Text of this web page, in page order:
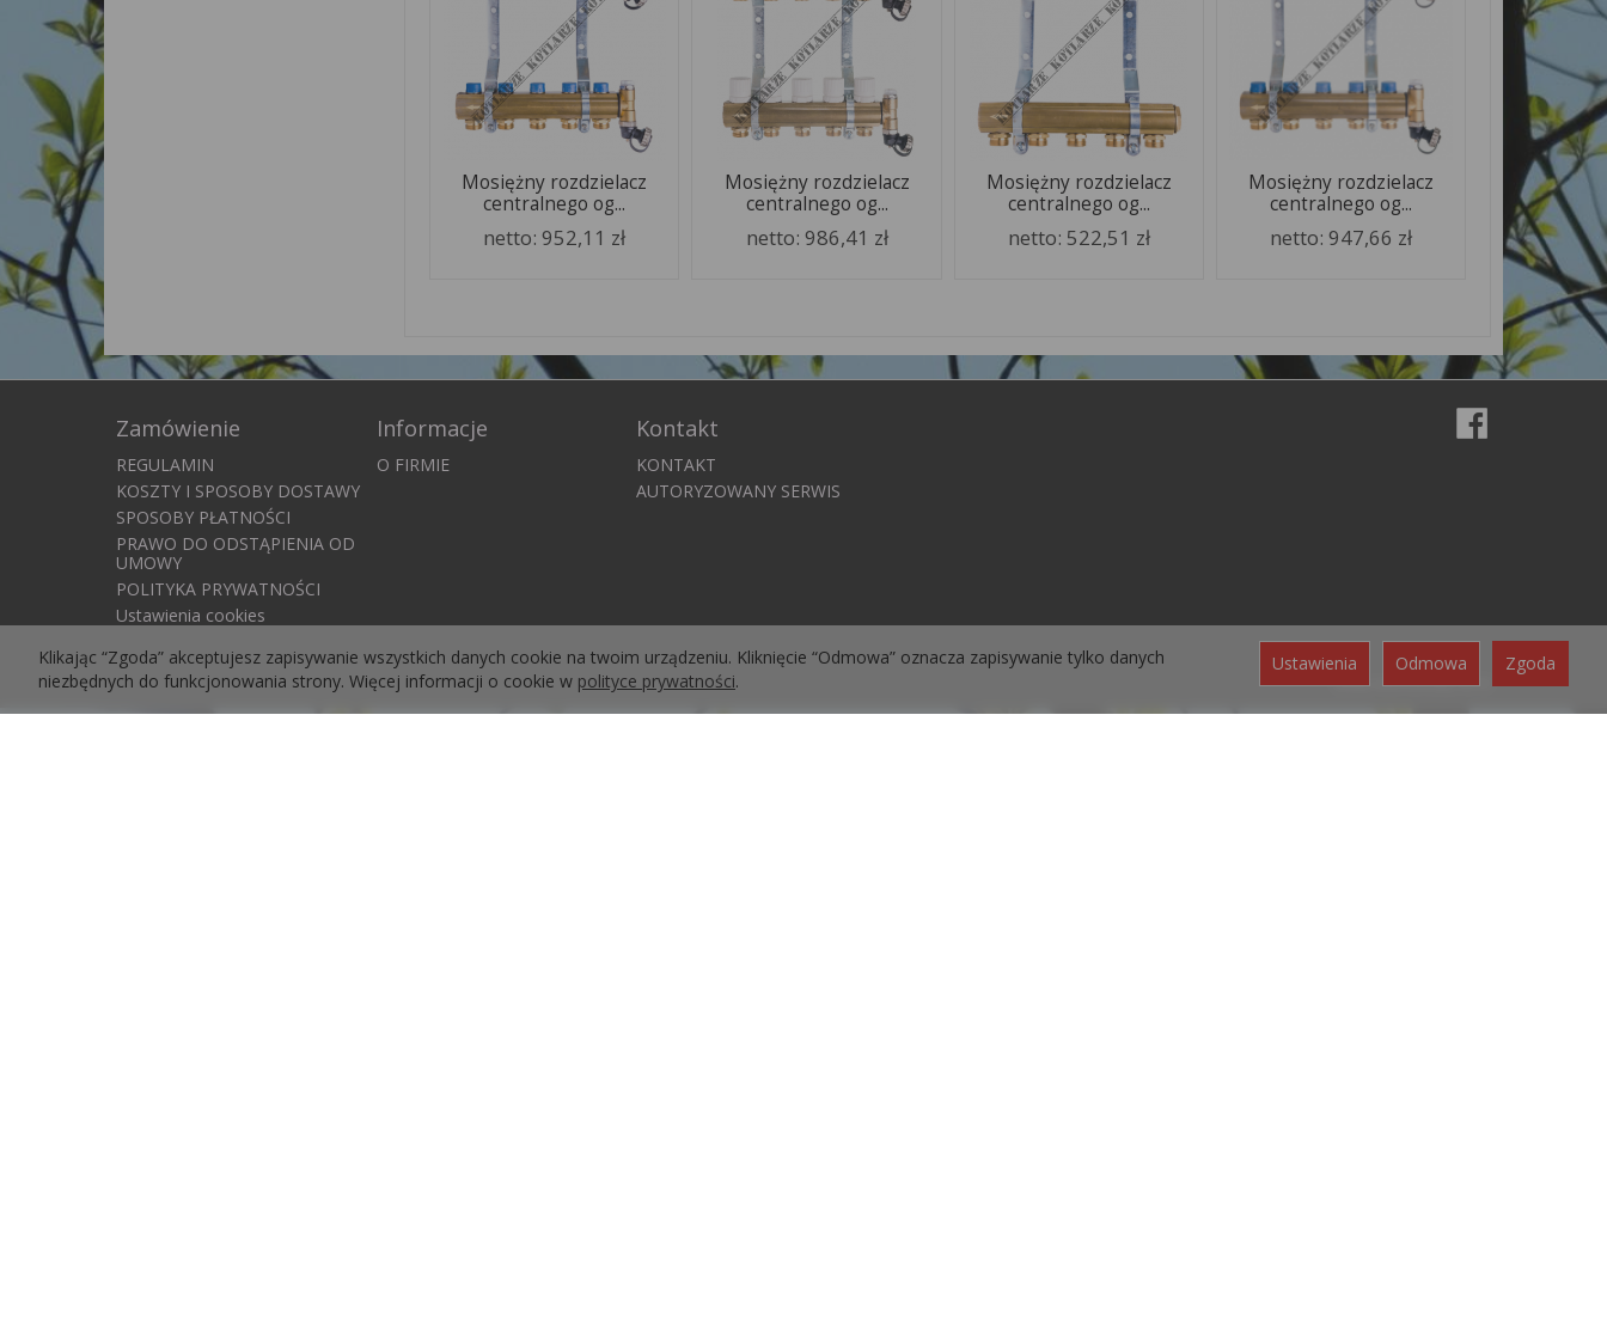
Mosiężny rozdzielacz
centralnego og...
netto:952,11 zł
Mosiężny rozdzielacz
centralnego og...
netto: 986,41 zł
Mosiężny rozdzielacz
centralnego og...
netto: 522,51 zł
Mosiężny rozdzielacz
centralnego og...
netto: 947,66 zł
Zamówienie
REGULAMIN
KOSZTY I SPOSOBY DOSTAWY
SPOSOBY PŁATNOŚCI
PRAWO DO ODSTĄPIENIA OD
UMOWY
POLITYKA PRYWATNOŚCI
Ustawienia cookies
Informacje
O FIRMIE
Kontakt
KONTAKT
AUTORYZOWANY SERWIS
Sklep internetowy SOTE
Klikając “Zgoda” akceptujesz zapisywanie wszystkich danych cookie na twoim urządzeniu. Kliknięcie “Odmowa” oznacza zapisywanie tylko danych
niezbędnych do funkcjonowania strony. Więcej informacji o cookie w polityce prywatności.
Ustawienia Odmowa Zgoda